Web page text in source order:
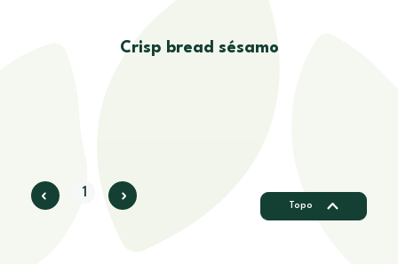
Crisp bread sésamo
1
Topo